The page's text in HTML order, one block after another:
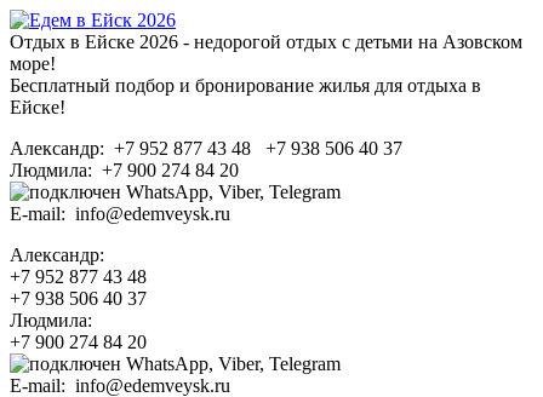
Отдых в Ейске 2026 - недорогой отдых с детьми на Азовском
море!
Бесплатный подбор и бронирование жилья для отдыха в
Ейске!
Александр: +7 952 877 43 48 +7 938 506 40 37
Людмила: +7 900 274 84 20
E-mail: info@edemveysk.ru
Александр:
+7 952 877 43 48
+7 938 506 40 37
Людмила:
+7 900 274 84 20
E-mail: info@edemveysk.ru